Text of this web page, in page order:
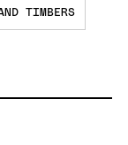
TIMBERS